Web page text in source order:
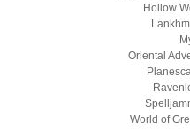
Hollow
Oriental
World of